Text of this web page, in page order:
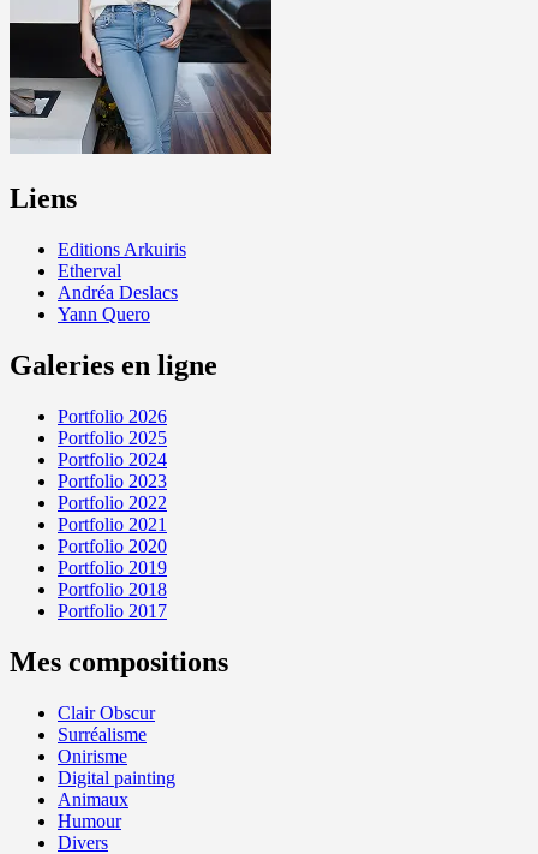
Liens
Editions Arkuiris
Etherval
Andréa Deslacs
Yann Quero
Galeries en ligne
Portfolio 2026
Portfolio 2025
Portfolio 2024
Portfolio 2023
Portfolio 2022
Portfolio 2021
Portfolio 2020
Portfolio 2019
Portfolio 2018
Portfolio 2017
Mes compositions
Clair Obscur
Surréalisme
Onirisme
Digital painting
Animaux
Humour
Divers